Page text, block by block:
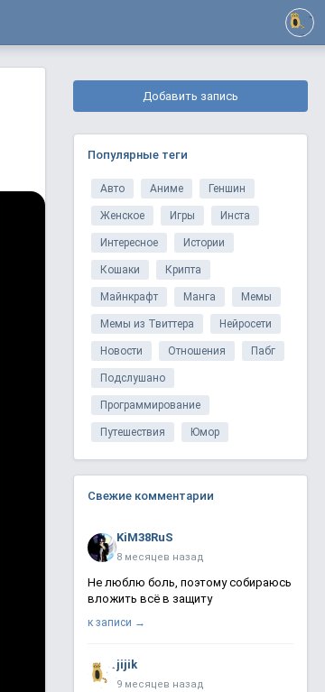
Добавить запись
Популярные теги
Авто Аниме Геншин
Женское Игры Инста
Интересное Истории
Кошаки Крипта
Майнкрафт Манга Мемы
Мемы из Твиттера Нейросети
Новости Отношения Пабг
Подслушано
Программирование
Путешествия Юмор
Свежие комментарии
KiM38RuS
8 месяцев назад
Не люблю боль, поэтому собираюсь
вложить всё в защиту
к записи →
jijik
9 месяцев назад